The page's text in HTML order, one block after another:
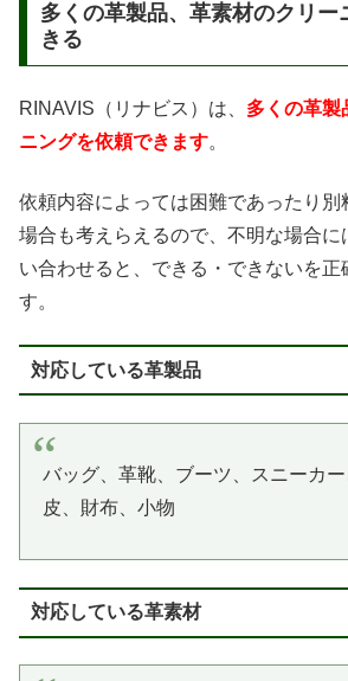
多くの革製品、革素材のクリー
きる
RINAVIS（リナビス）は、 多くの革製
ニングを依頼できます。
依頼内容によっては困難であったり別
場合も考えらえるので、不明な場合に
い合わせると、できる・できないを正
す。
対応している革製品
バッグ、革靴、ブーツ、スニーカ
皮、財布、小物
対応している革素材